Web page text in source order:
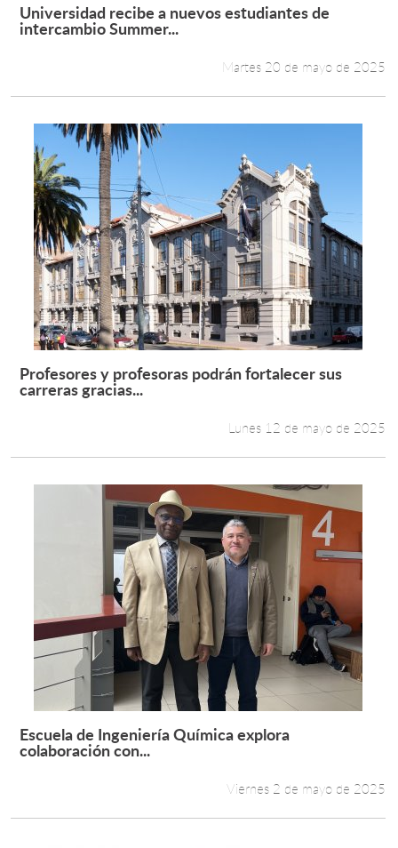
Leer más +
Universidad recibe a nuevos estudiantes de
intercambio Summer...
Martes 20 de mayo de 2025
Leer más +
Profesores y profesoras podrán fortalecer sus
carreras gracias...
Lunes 12 de mayo de 2025
Leer más +
Escuela de Ingeniería Química explora
colaboración con...
Viernes 2 de mayo de 2025